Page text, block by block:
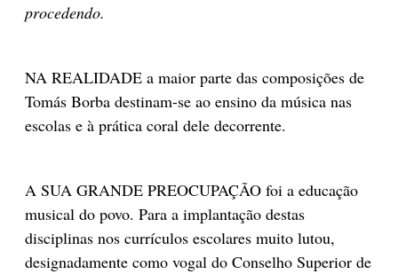
procedendo.
NA REALIDADE a maior parte das composições de
Tomás Borba destinam-se ao ensino da música nas
escolas e à prática coral dele decorrente.
A SUA GRANDE PREOCUPAÇÃO foi a educação
musical do povo. Para a implantação destas
disciplinas nos currículos escolares muito lutou,
designadamente como vogal do Conselho Superior de